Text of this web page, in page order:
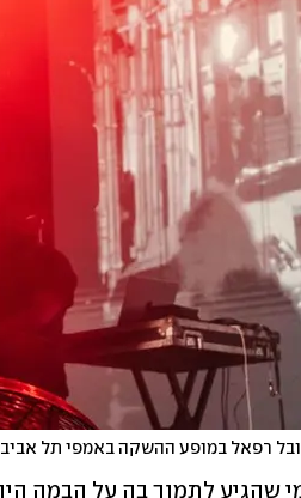
רפאל במופע ההשקה באמפי תל אביב